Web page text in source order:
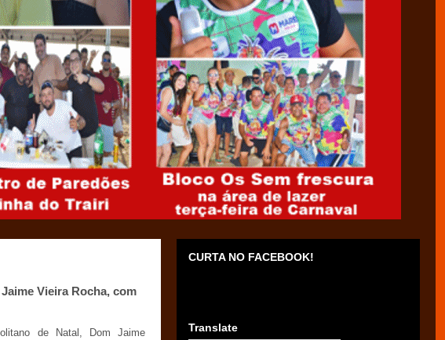
Vieira Rocha, com
de Natal, Dom Jaime
CURTA NO FACEBOOK!
Translate